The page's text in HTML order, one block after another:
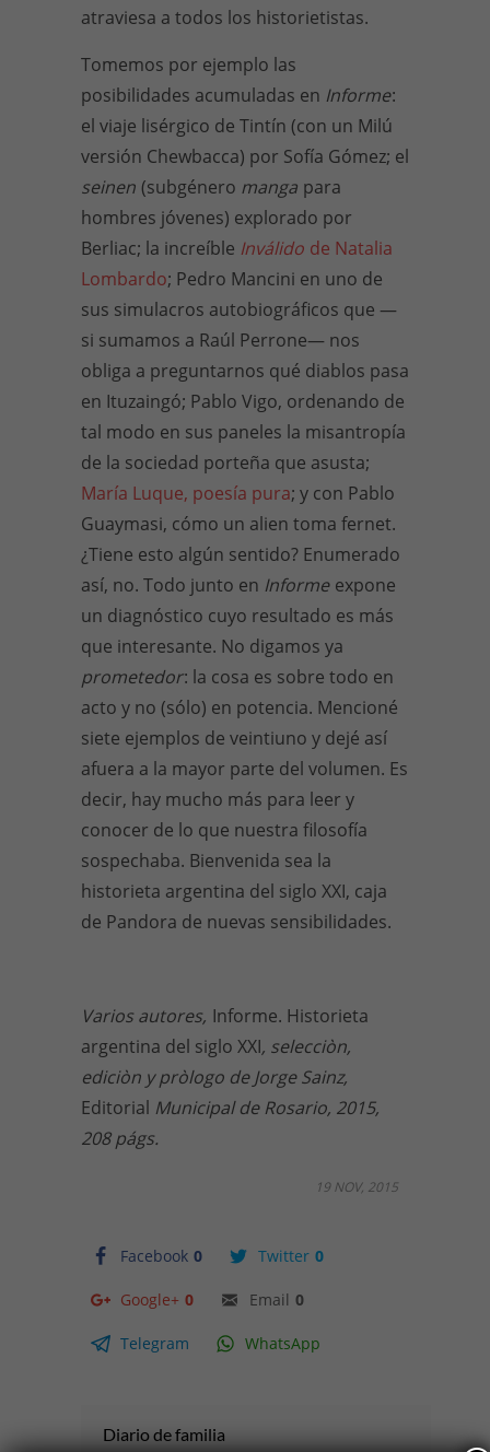
atraviesa a todos los historietistas.
Tomemos por ejemplo las
posibilidades acumuladas en Informe:
el viaje lisérgico de Tintín (con un Milú
versión Chewbacca) por Sofía Gómez; el
seinen (subgénero manga para
hombres jóvenes) explorado por
Berliac; la increíble Inválido de Natalia
Lombardo; Pedro Mancini en uno de
sus simulacros autobiográficos que —
si sumamos a Raúl Perrone— nos
obliga a preguntarnos qué diablos pasa
en Ituzaingó; Pablo Vigo, ordenando de
tal modo en sus paneles la misantropía
de la sociedad porteña que asusta;
María Luque, poesía pura; y con Pablo
Guaymasi, cómo un alien toma fernet.
¿Tiene esto algún sentido? Enumerado
así, no. Todo junto en Informe expone
un diagnóstico cuyo resultado es más
que interesante. No digamos ya
prometedor: la cosa es sobre todo en
acto y no (sólo) en potencia. Mencioné
siete ejemplos de veintiuno y dejé así
afuera a la mayor parte del volumen. Es
decir, hay mucho más para leer y
conocer de lo que nuestra filosofía
sospechaba. Bienvenida sea la
historieta argentina del siglo XXI, caja
de Pandora de nuevas sensibilidades.
Varios autores, Informe. Historieta
argentina del siglo XXI, selecciòn,
ediciòn y pròlogo de Jorge Sainz,
Editorial Municipal de Rosario, 2015,
208 págs.
Facebook 0 Twitter 0
Google+ 0 Email 0
Telegram WhatsApp
19 NOV, 2015
Diario de familia